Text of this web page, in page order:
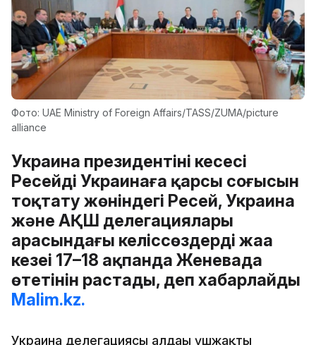
Фото: UAE Ministry of Foreign Affairs/TASS/ZUMA/picture
alliance
Украина президентінің кеңсесі
Ресейдің Украинаға қарсы соғысын
тоқтату жөніндегі Ресей, Украина
және АҚШ делегациялары
арасындағы келіссөздердің жаңа
кезеңі 17–18 ақпанда Женевада
өтетінін растады, деп хабарлайды
Malim.kz.
Украина делегациясы алдағы үшжақты